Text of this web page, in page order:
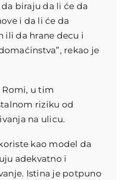
biraju da li će da
i da li će da
ili da hrane decu i
rekao je
Romi, u tim
riziku od
na ulicu.
kao model da
adekvatno i
Istina je potpuno